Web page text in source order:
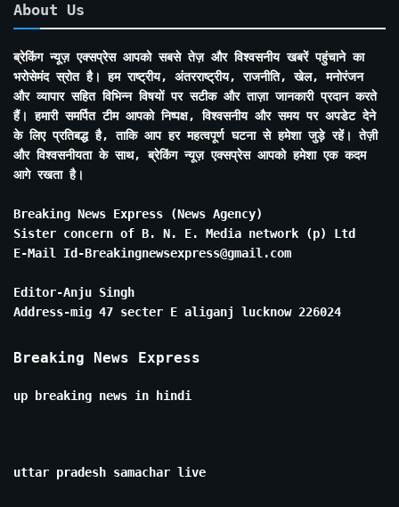
About Us
ब्रेकिंग न्यूज़ एक्सप्रेस आपको सबसे तेज़ और विश्वसनीय खबरें पहुंचाने का
भरोसेमंद स्रोत है। हम राष्ट्रीय, अंतरराष्ट्रीय, राजनीति, खेल, मनोरंजन
और व्यापार सहित विभिन्न विषयों पर सटीक और ताज़ा जानकारी प्रदान करते
हैं। हमारी समर्पित टीम आपको निष्पक्ष, विश्वसनीय और समय पर अपडेट देने
के लिए प्रतिबद्ध है, ताकि आप हर महत्वपूर्ण घटना से हमेशा जुड़े रहें। तेज़ी
और विश्वसनीयता के साथ, ब्रेकिंग न्यूज़ एक्सप्रेस आपको हमेशा एक कदम
आगे रखता है।
Breaking News Express (News Agency)
Sister concern of B. N. E. Media network (p) Ltd
E-Mail Id-Breakingnewsexpress@gmail.com
Editor-Anju Singh
Address-mig 47 secter E aliganj lucknow 226024
Breaking News Express
up breaking news in hindi
uttar pradesh samachar live